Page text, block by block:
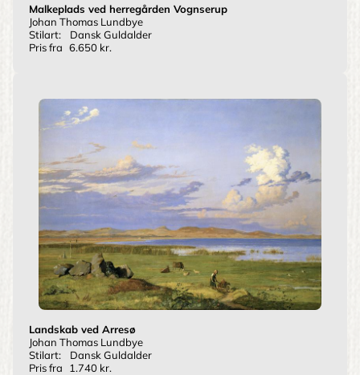
Malkeplads ved herregården Vognserup
Johan Thomas Lundbye
Stilart:
Dansk Guldalder
Pris fra 6.650 kr.
Landskab ved Arresø
Johan Thomas Lundbye
Stilart:
Dansk Guldalder
Pris fra
1.740 kr.